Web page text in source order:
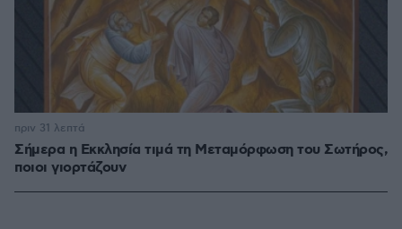
Σήμερα η Εκκλησία τιμά τη Μεταμόρφωση του Σωτήρος,
ποιοι γιορτάζουν
πριν 31 λεπτά